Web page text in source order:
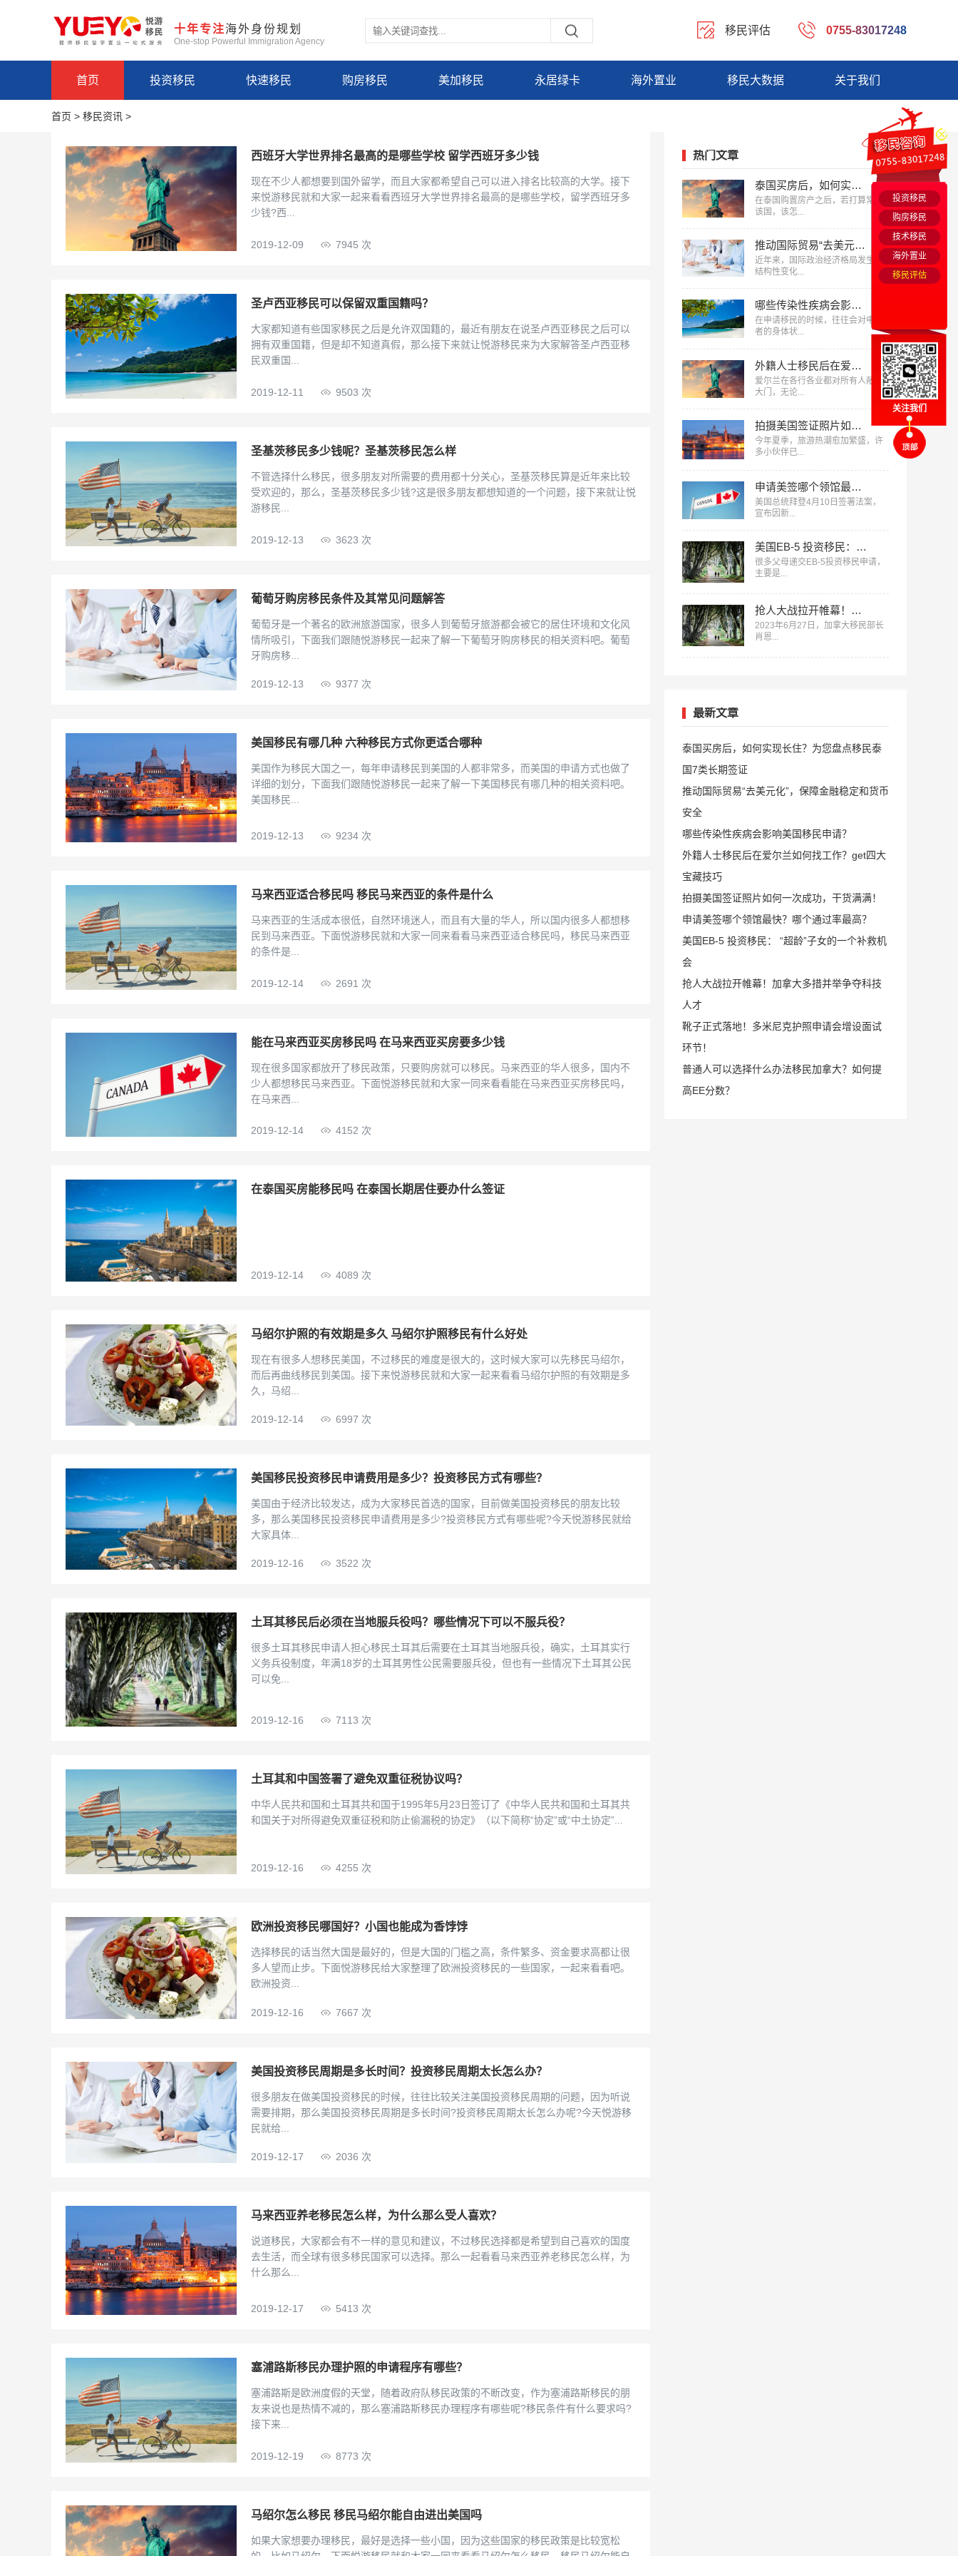
十年专注海外身份规划
One-stop Powerful Immigration Agency
移民评估 0755-83017248
首页 投资移民 快速移民 购房移民 美加移民 永居绿卡 海外置业 移民大数据 关于我们
首页 > 移民资讯 >
西班牙大学世界排名最高的是哪些学校 留学西班牙多少钱
现在不少人都想要到国外留学，而且大家都希望自己可以进入排名比较高的大学。接下
来悦游移民就和大家一起来看看西班牙大学世界排名最高的是哪些学校，留学西班牙多
少钱?西...
2019-12-09 7945 次
圣卢西亚移民可以保留双重国籍吗？
大家都知道有些国家移民之后是允许双国籍的，最近有朋友在说圣卢西亚移民之后可以
拥有双重国籍，但是却不知道真假，那么接下来就让悦游移民来为大家解答圣卢西亚移
民双重国...
2019-12-11 9503 次
圣基茨移民多少钱呢？圣基茨移民怎么样
不管选择什么移民，很多朋友对所需要的费用都十分关心，圣基茨移民算是近年来比较
受欢迎的，那么，圣基茨移民多少钱?这是很多朋友都想知道的一个问题，接下来就让悦
游移民...
2019-12-13 3623 次
葡萄牙购房移民条件及其常见问题解答
葡萄牙是一个著名的欧洲旅游国家，很多人到葡萄牙旅游都会被它的居住环境和文化风
情所吸引，下面我们跟随悦游移民一起来了解一下葡萄牙购房移民的相关资料吧。葡萄
牙购房移...
2019-12-13 9377 次
美国移民有哪几种 六种移民方式你更适合哪种
美国作为移民大国之一，每年申请移民到美国的人都非常多，而美国的申请方式也做了
详细的划分，下面我们跟随悦游移民一起来了解一下美国移民有哪几种的相关资料吧。
美国移民...
2019-12-13 9234 次
马来西亚适合移民吗 移民马来西亚的条件是什么
马来西亚的生活成本很低，自然环境迷人，而且有大量的华人，所以国内很多人都想移
民到马来西亚。下面悦游移民就和大家一同来看看马来西亚适合移民吗，移民马来西亚
的条件是...
2019-12-14 2691 次
能在马来西亚买房移民吗 在马来西亚买房要多少钱
现在很多国家都放开了移民政策，只要购房就可以移民。马来西亚的华人很多，国内不
少人都想移民马来西亚。下面悦游移民就和大家一同来看看能在马来西亚买房移民吗，
在马来西...
2019-12-14 4152 次
在泰国买房能移民吗 在泰国长期居住要办什么签证
2019-12-14 4089 次
马绍尔护照的有效期是多久 马绍尔护照移民有什么好处
现在有很多人想移民美国，不过移民的难度是很大的，这时候大家可以先移民马绍尔，
而后再曲线移民到美国。接下来悦游移民就和大家一起来看看马绍尔护照的有效期是多
久，马绍...
2019-12-14 6997 次
美国移民投资移民申请费用是多少？投资移民方式有哪些？
美国由于经济比较发达，成为大家移民首选的国家，目前做美国投资移民的朋友比较
多，那么美国移民投资移民申请费用是多少?投资移民方式有哪些呢?今天悦游移民就给
大家具体...
2019-12-16 3522 次
土耳其移民后必须在当地服兵役吗？哪些情况下可以不服兵役？
很多土耳其移民申请人担心移民土耳其后需要在土耳其当地服兵役，确实，土耳其实行
义务兵役制度，年满18岁的土耳其男性公民需要服兵役，但也有一些情况下土耳其公民
可以免...
2019-12-16 7113 次
土耳其和中国签署了避免双重征税协议吗？
中华人民共和国和土耳其共和国于1995年5月23日签订了《中华人民共和国和土耳其共
和国关于对所得避免双重征税和防止偷漏税的协定》（以下简称“协定”或“中土协定”...
2019-12-16 4255 次
欧洲投资移民哪国好？小国也能成为香饽饽
选择移民的话当然大国是最好的，但是大国的门槛之高，条件繁多、资金要求高都让很
多人望而止步。下面悦游移民给大家整理了欧洲投资移民的一些国家，一起来看看吧。
欧洲投资...
2019-12-16 7667 次
美国投资移民周期是多长时间？投资移民周期太长怎么办？
很多朋友在做美国投资移民的时候，往往比较关注美国投资移民周期的问题，因为听说
需要排期，那么美国投资移民周期是多长时间?投资移民周期太长怎么办呢?今天悦游移
民就给...
2019-12-17 2036 次
马来西亚养老移民怎么样，为什么那么受人喜欢？
说道移民，大家都会有不一样的意见和建议，不过移民选择都是希望到自己喜欢的国度
去生活，而全球有很多移民国家可以选择。那么一起看看马来西亚养老移民怎么样，为
什么那么...
2019-12-17 5413 次
塞浦路斯移民办理护照的申请程序有哪些？
塞浦路斯是欧洲度假的天堂，随着政府队移民政策的不断改变，作为塞浦路斯移民的朋
友来说也是热情不减的，那么塞浦路斯移民办理程序有哪些呢?移民条件有什么要求吗?
接下来...
2019-12-19 8773 次
马绍尔怎么移民 移民马绍尔能自由进出美国吗
如果大家想要办理移民，最好是选择一些小国，因为这些国家的移民政策是比较宽松
热门文章
泰国买房后，如何实现长住？为您盘点移民泰国7类长期签证
在泰国购置房产之后，若打算常住
该国，该怎...
推动国际贸易“去美元化”，保障金融稳定和货币安全
近年来，国际政治经济格局发生了
结构性变化...
哪些传染性疾病会影响美国移民申请？
在申请移民的时候，往往会对申请
者的身体状...
外籍人士移民后在爱尔兰如何找工作？get四大宝藏技巧
爱尔兰在各行各业都对所有人敞开
大门，无论...
拍摄美国签证照片如何一次成功，干货满满！
今年夏季，旅游热潮愈加繁盛，许
多小伙伴已...
申请美签哪个领馆最快？哪个通过率最高？
美国总统拜登4月10日签署法案，
宣布因新...
美国EB-5 投资移民： “超龄”子女的一个补救机会
很多父母递交EB-5投资移民申请，
主要是...
抢人大战拉开帷幕！加拿大多措并举争夺科技人才
2023年6月27日，加拿大移民部长
肖恩...
最新文章
泰国买房后，如何实现长住？为您盘点移民泰
国7类长期签证
推动国际贸易“去美元化”，保障金融稳定和货币
安全
哪些传染性疾病会影响美国移民申请？
外籍人士移民后在爱尔兰如何找工作？get四大
宝藏技巧
拍摄美国签证照片如何一次成功，干货满满！
申请美签哪个领馆最快？哪个通过率最高？
美国EB-5 投资移民： “超龄”子女的一个补救机
会
抢人大战拉开帷幕！加拿大多措并举争夺科技
人才
靴子正式落地！多米尼克护照申请会增设面试
环节！
普通人可以选择什么办法移民加拿大？如何提
高EE分数？
投资移民
购房移民
技术移民
海外置业
移民评估
关注我们